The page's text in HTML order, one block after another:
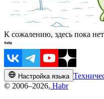
К сожалению, здесь пока
Настройка языка
© 2006–2026, Habr